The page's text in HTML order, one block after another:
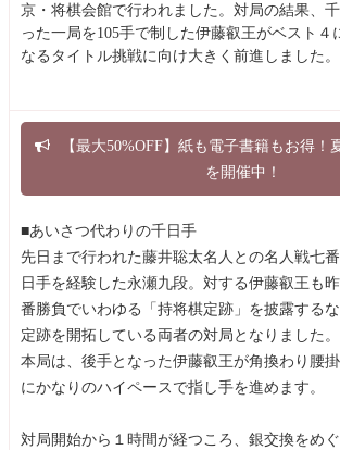
京・将棋会館で行われました。対局の結果、
った一局を105手で制した伊藤叡王がベスト４
なるタイトル挑戦に向け大きく前進しました。
【最大50%OFF】紙も電子書籍もお得！
を開催中！
■あいさつ代わりの千日手
先日まで行われた藤井聡太名人との名人戦七
日手を経験した永瀬九段。対する伊藤叡王も
番勝負でいわゆる「持将棋定跡」を披露する
定跡を開拓している両者の対局となりました
本局は、後手となった伊藤叡王が角換わり腰
にかなりのハイペースで指し手を進めます。
対局開始から１時間が経つころ、銀交換をめ